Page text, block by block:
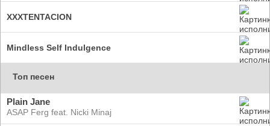
XXXTENTACION
Mindless Self Indulgence
Топ песен
Plain Jane
ASAP Ferg feat. Nicki Minaj